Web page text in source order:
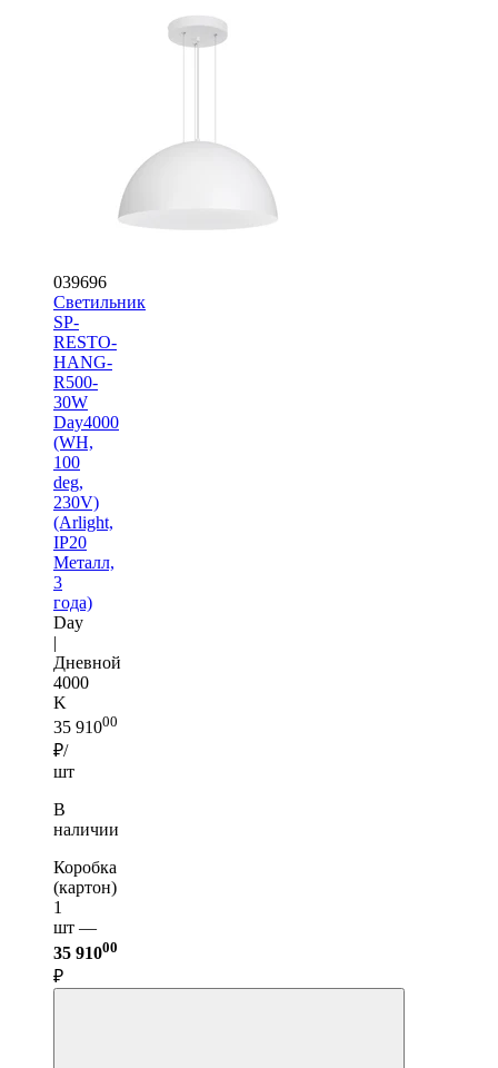
039696
Светильник
SP-
RESTO-
HANG-
R500-
30W
Day4000
(WH,
100
deg,
230V)
(Arlight,
IP20
Металл,
3
года)
Day
|
Дневной
4000
K
35 91000
₽/
шт
В
наличии
Коробка
(картон)
1
шт —
35 91000
₽